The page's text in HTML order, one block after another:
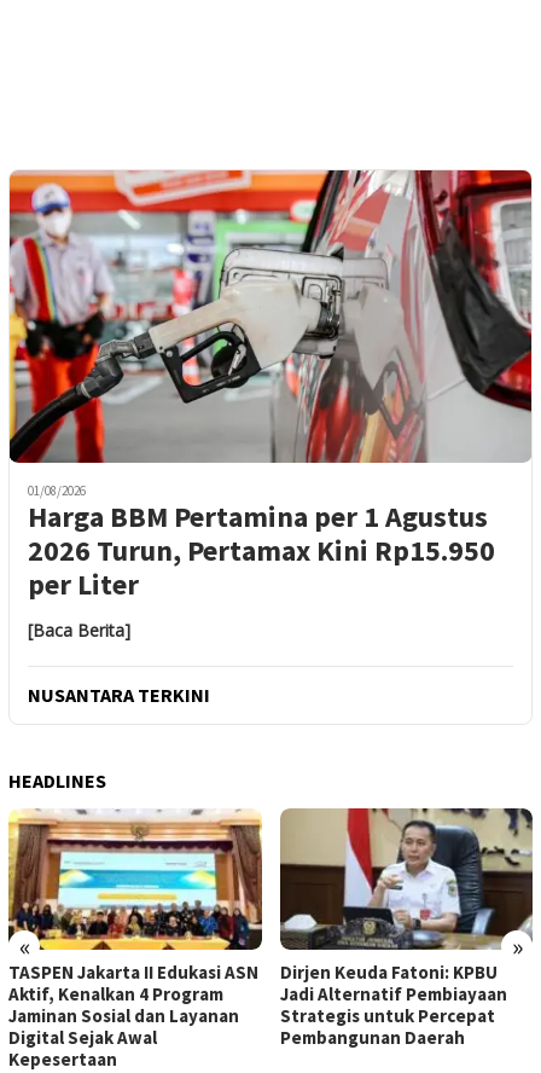
01/08/2026
Harga BBM Pertamina per 1 Agustus
2026 Turun, Pertamax Kini Rp15.950
per Liter
[Baca Berita]
NUSANTARA TERKINI
HEADLINES
« »
TASPEN Jakarta II Edukasi ASN
Aktif, Kenalkan 4 Program
Jaminan Sosial dan Layanan
Digital Sejak Awal
Kepesertaan
Dirjen Keuda Fatoni: KPBU
Jadi Alternatif Pembiayaan
Strategis untuk Percepat
Pembangunan Daerah